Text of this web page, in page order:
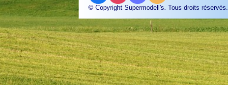
© Copyright Supermodell's. Tous droits réservés.